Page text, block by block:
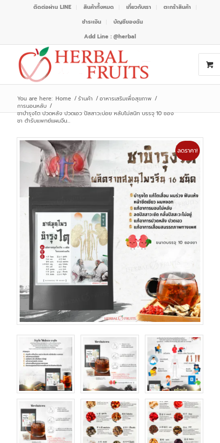
ติดต่อผ่าน LINE สินค้าทั้งหมด เกี่ยวกับเรา
ตะกร้าสินค้า
ชำระเงิน
บัญชีของฉัน
Add Line : @herbal
You are here: Home / ร้านค้า / อาหารเสริมเพื่อสุขภาพ /
การนอนหลับ /
ชาบำรุงไต ปวดหลัง ปวดเอว ปัสสาวะบ่อย หลับไม่สนิท บรรจุ 10 ซอง
ชา ตำรับแพทย์แผนจีน...
ลดราคา!